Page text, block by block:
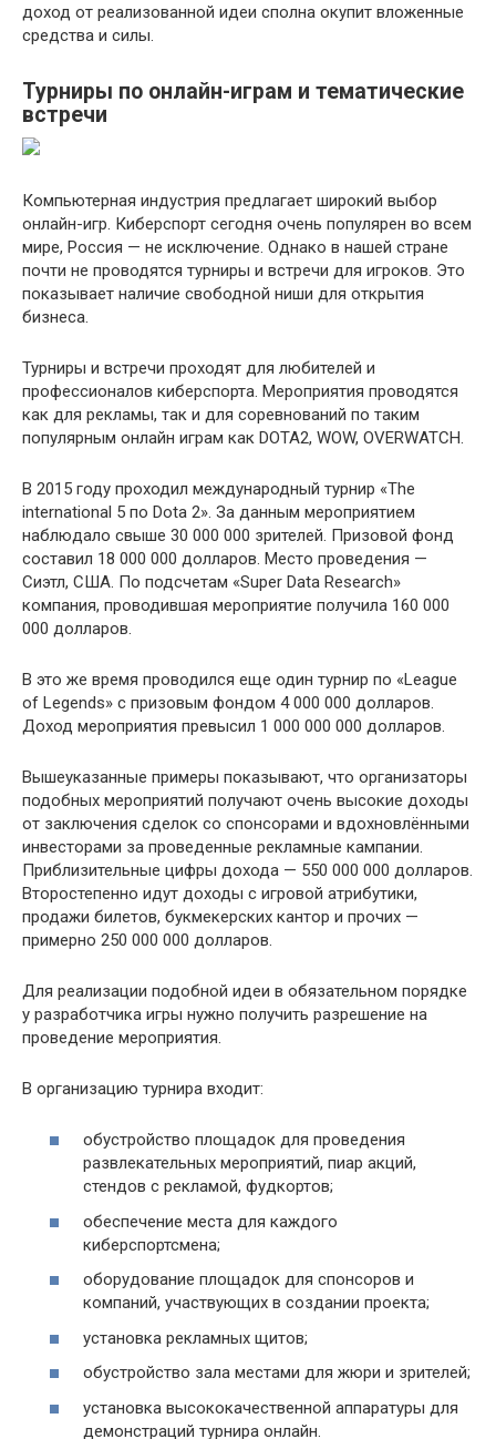
доход от реализованной идеи сполна окупит вложенные
средства и силы.
Турниры по онлайн-играм и тематические
встречи
Компьютерная индустрия предлагает широкий выбор
онлайн-игр. Киберспорт сегодня очень популярен во всем
мире, Россия — не исключение. Однако в нашей стране
почти не проводятся турниры и встречи для игроков. Это
показывает наличие свободной ниши для открытия
бизнеса.
Турниры и встречи проходят для любителей и
профессионалов киберспорта. Мероприятия проводятся
как для рекламы, так и для соревнований по таким
популярным онлайн играм как DOTA2, WOW, OVERWATCH.
В 2015 году проходил международный турнир «The
international 5 по Dota 2». За данным мероприятием
наблюдало свыше 30 000 000 зрителей. Призовой фонд
составил 18 000 000 долларов. Место проведения —
Сиэтл, США. По подсчетам «Super Data Research»
компания, проводившая мероприятие получила 160 000
000 долларов.
В это же время проводился еще один турнир по «League
of Legends» с призовым фондом 4 000 000 долларов.
Доход мероприятия превысил 1 000 000 000 долларов.
Вышеуказанные примеры показывают, что организаторы
подобных мероприятий получают очень высокие доходы
от заключения сделок со спонсорами и вдохновлёнными
инвесторами за проведенные рекламные кампании.
Приблизительные цифры дохода — 550 000 000 долларов.
Второстепенно идут доходы с игровой атрибутики,
продажи билетов, букмекерских кантор и прочих —
примерно 250 000 000 долларов.
Для реализации подобной идеи в обязательном порядке
у разработчика игры нужно получить разрешение на
проведение мероприятия.
В организацию турнира входит:
обустройство площадок для проведения
развлекательных мероприятий, пиар акций,
стендов с рекламой, фудкортов;
обеспечение места для каждого
киберспортсмена;
оборудование площадок для спонсоров и
компаний, участвующих в создании проекта;
установка рекламных щитов;
обустройство зала местами для жюри и зрителей;
установка высококачественной аппаратуры для
демонстраций турнира онлайн.